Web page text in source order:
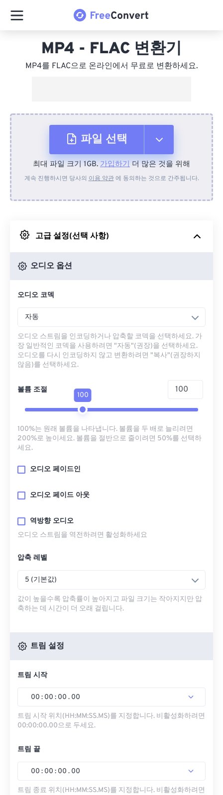
MP4 - FLAC 변환기
MP4를 FLAC으로 온라인에서 무료로 변환하세요.
파일 선택
장치에서
Google 드라이브에서
최대 파일 크기 1GB. 가입하기 더 많은 것을 위해
계속 진행하시면 당사의 이용 약관에 동의하는 것으로 간주됩니다.
고급 설정(선택 사항)
오디오 옵션
오디오 코덱
자동
오디오 스트림을 인코딩하거나 압축할 코덱을 선택하세요. 가
장 일반적인 코덱을 사용하려면 "자동"(권장)을 선택하세요.
오디오를 다시 인코딩하지 않고 변환하려면 "복사"(권장하지
않음)를 선택하세요.
볼륨 조절
100
100%는 원래 볼륨을 나타냅니다. 볼륨을 두 배로 늘리려면
200%로 높이세요. 볼륨을 절반으로 줄이려면 50%를 선택하
세요.
오디오 페이드인
오디오 페이드 아웃
역방향 오디오
오디오 스트림을 역전하려면 활성화하세요
압축 레벨
5 (기본값)
값이 높을수록 압축률이 높아지고 파일 크기는 작아지지만 압
축하는 데 시간이 더 오래 걸립니다.
트림 설정
트림 시작
00 : 00 : 00 . 00
트림 시작 위치(HH:MM:SS.MS)를 지정합니다. 비활성화하려면
00:00:00.00으로 두세요.
트림 끝
00 : 00 : 00 . 00
트림 종료 위치(HH:MM:SS.MS)를 지정합니다. 비활성화하려면